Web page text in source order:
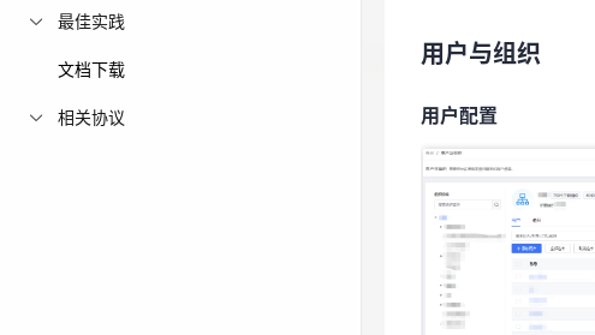
最佳实践
文档下载
相关协议
用户与组织
用户配置